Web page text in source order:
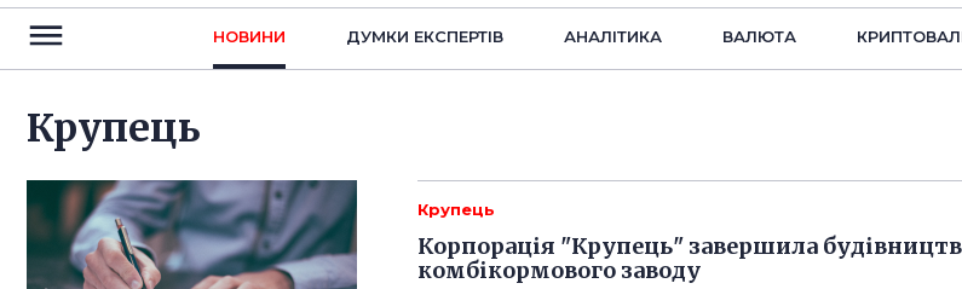
НОВИНИ ДУМКИ ЕКСПЕРТIВ АНАЛIТИКА ВАЛЮТА
Крупець
Крупець
Корпорація "Крупець" завершила
комбікормового заводу